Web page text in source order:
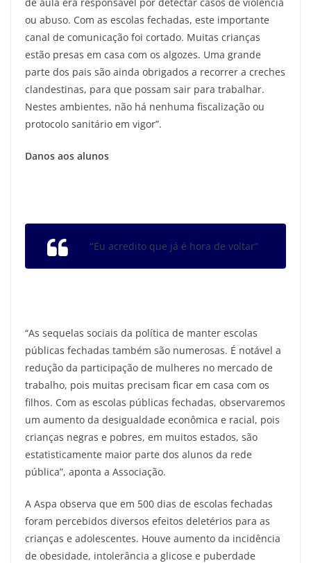
ou abuso. Com as escolas fechadas, este importante
canal de comunicação foi cortado. Muitas crianças
estão presas em casa com os algozes. Uma grande
parte dos pais são ainda obrigados a recorrer a creches
clandestinas, para que possam sair para trabalhar.
Nestes ambientes, não há nenhuma fiscalização ou
protocolo sanitário em vigor”.
Danos aos alunos
“Eu acredito que já é hora de voltar”
“As sequelas sociais da política de manter escolas
públicas fechadas também são numerosas. É notável a
redução da participação de mulheres no mercado de
trabalho, pois muitas precisam ficar em casa com os
filhos. Com as escolas públicas fechadas, observaremos
um aumento da desigualdade econômica e racial, pois
crianças negras e pobres, em muitos estados, são
estatisticamente maior parte dos alunos da rede
pública”, aponta a Associação.
A Aspa observa que em 500 dias de escolas fechadas
foram percebidos diversos efeitos deletérios para as
crianças e adolescentes. Houve aumento da incidência
de obesidade, intolerância a glicose e puberdade